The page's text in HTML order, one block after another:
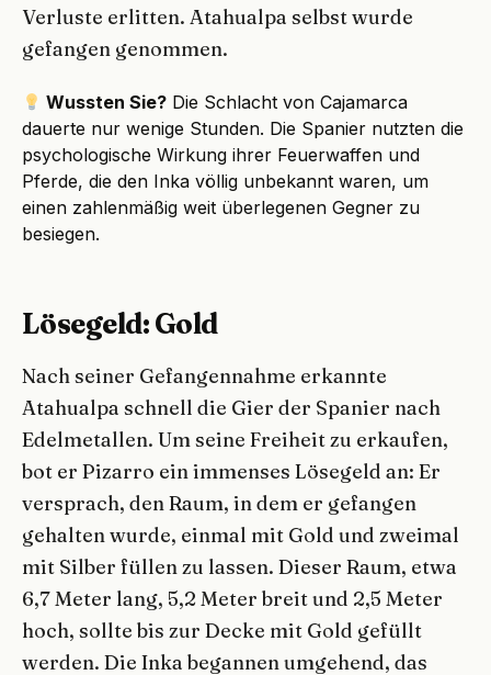
Verluste erlitten. Atahualpa selbst wurde
gefangen genommen.
Wussten Sie? Die Schlacht von Cajamarca
dauerte nur wenige Stunden. Die Spanier nutzten die
psychologische Wirkung ihrer Feuerwaffen und
Pferde, die den Inka völlig unbekannt waren, um
einen zahlenmäßig weit überlegenen Gegner zu
besiegen.
Lösegeld: Gold
Nach seiner Gefangennahme erkannte
Atahualpa schnell die Gier der Spanier nach
Edelmetallen. Um seine Freiheit zu erkaufen,
bot er Pizarro ein immenses Lösegeld an: Er
versprach, den Raum, in dem er gefangen
gehalten wurde, einmal mit Gold und zweimal
mit Silber füllen zu lassen. Dieser Raum, etwa
6,7 Meter lang, 5,2 Meter breit und 2,5 Meter
hoch, sollte bis zur Decke mit Gold gefüllt
werden. Die Inka begannen umgehend, das